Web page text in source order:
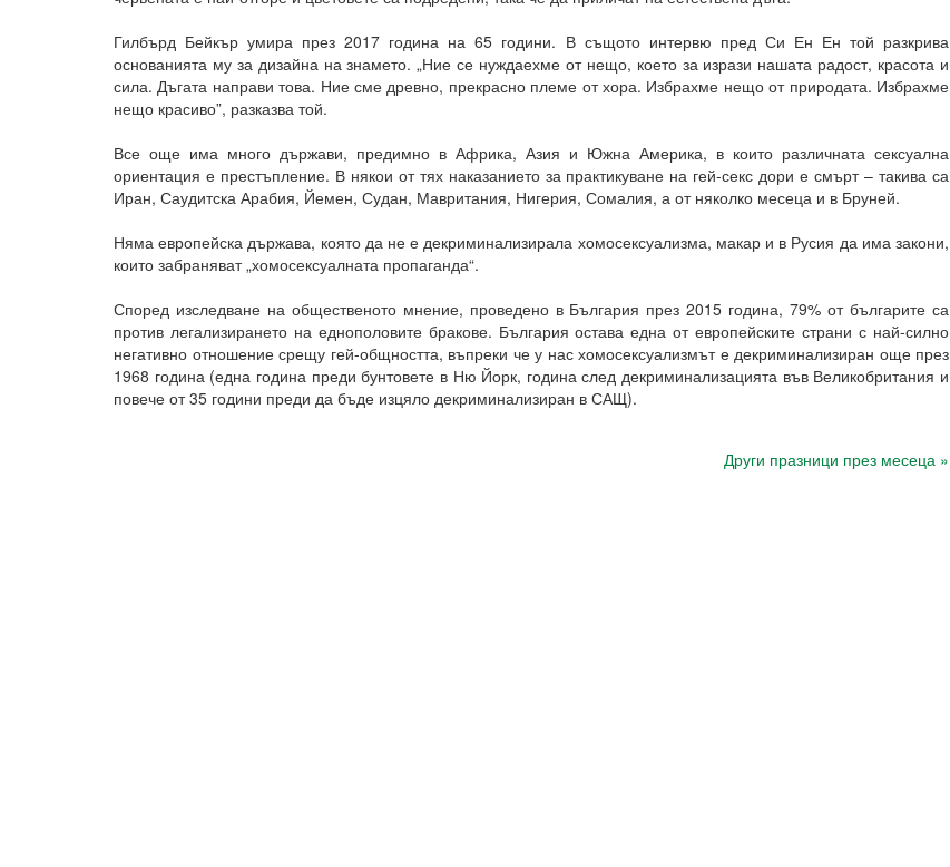
Гилбърд Бейкър умира през 2017 година на 65 години. В същото интервю пред Си Ен Ен той разкрива
основанията му за дизайна на знамето. „Ние се нуждаехме от нещо, което за изрази нашата радост, красота и
сила. Дъгата направи това. Ние сме древно, прекрасно племе от хора. Избрахме нещо от природата. Избрахме
нещо красиво”, разказва той.
Все още има много държави, предимно в Африка, Азия и Южна Америка, в които различната сексуална
ориентация е престъпление. В някои от тях наказанието за практикуване на гей-секс дори е смърт – такива са
Иран, Саудитска Арабия, Йемен, Судан, Мавритания, Нигерия, Сомалия, а от няколко месеца и в Бруней.
Няма европейска държава, която да не е декриминализирала хомосексуализма, макар и в Русия да има закони,
които забраняват „хомосексуалната пропаганда“.
Според изследване на общественото мнение, проведено в България през 2015 година, 79% от българите са
против легализирането на еднополовите бракове. България остава една от европейските страни с най-силно
негативно отношение срещу гей-общността, въпреки че у нас хомосексуализмът е декриминализиран още през
1968 година (една година преди бунтовете в Ню Йорк, година след декриминализацията във Великобритания и
повече от 35 години преди да бъде изцяло декриминализиран в САЩ).
Други празници през месеца »